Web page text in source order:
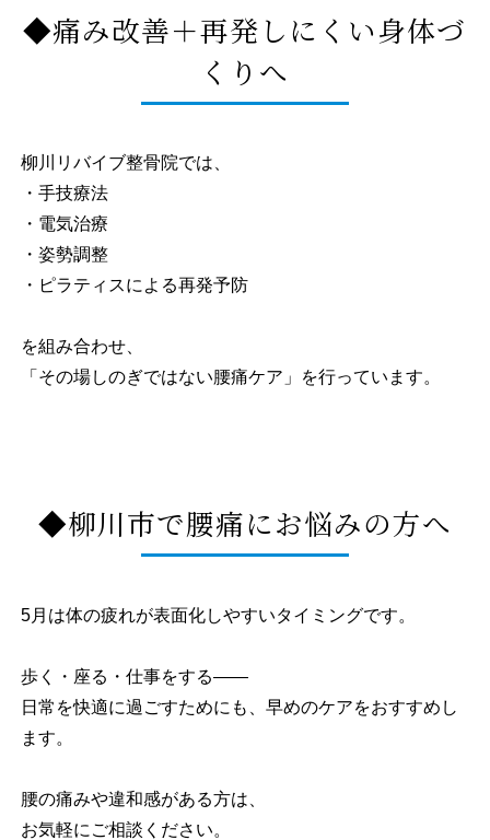
◆痛み改善＋再発しにくい身体づ
くりへ
柳川リバイブ整骨院では、
・手技療法
・電気治療
・姿勢調整
・ピラティスによる再発予防
を組み合わせ、
「その場しのぎではない腰痛ケア」を行っています。
◆柳川市で腰痛にお悩みの方へ
5月は体の疲れが表面化しやすいタイミングです。
歩く・座る・仕事をする――
日常を快適に過ごすためにも、早めのケアをおすすめし
ます。
腰の痛みや違和感がある方は、
お気軽にご相談ください。